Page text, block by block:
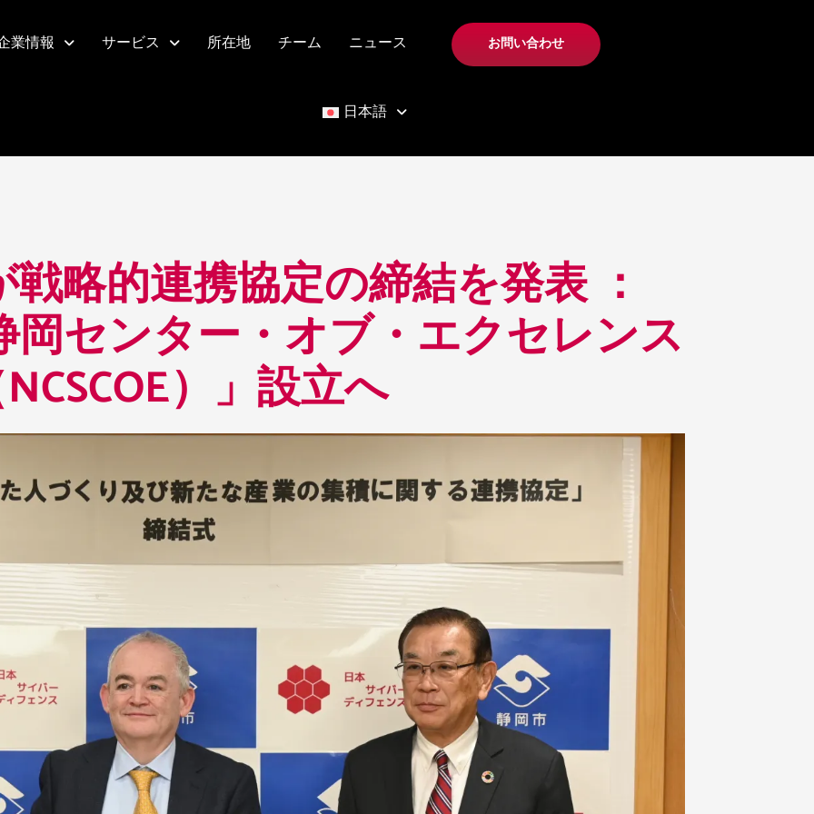
業情報 サービス 所在地 チーム ニュース
日本語
お問い合わせ
略的連携協定の締結を発表 ：
センター・オブ・エクセレンス
）」設立へ